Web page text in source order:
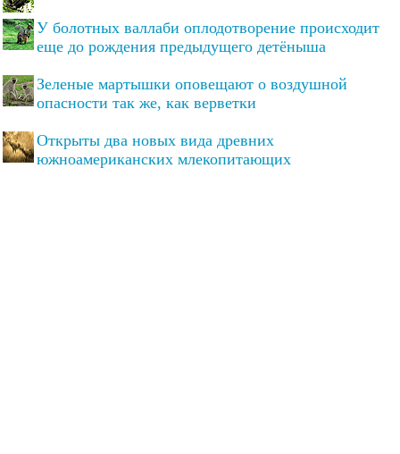
У болотных валлаби оплодотворение происходит
еще до рождения предыдущего детёныша
Зеленые мартышки оповещают о воздушной
опасности так же, как верветки
Открыты два новых вида древних
южноамериканских млекопитающих